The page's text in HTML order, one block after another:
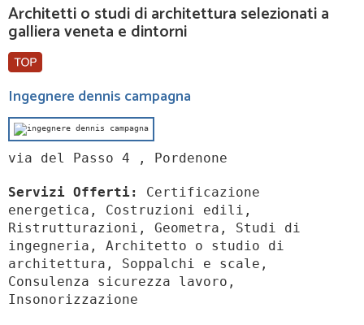
Architetti o studi di architettura selezionati a
galliera veneta e dintorni
Ingegnere dennis campagna
via del Passo 4 , Pordenone
Servizi Offerti:
Certificazione
energetica, Costruzioni edili,
Ristrutturazioni, Geometra, Studi di
ingegneria, Architetto o studio di
architettura, Soppalchi e scale,
Consulenza sicurezza lavoro,
Insonorizzazione